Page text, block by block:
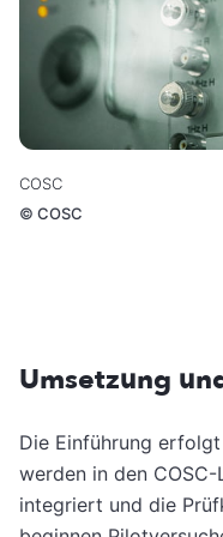
COSC
© COSC
Umsetzung
Die Einführung
werden in den
integriert und die